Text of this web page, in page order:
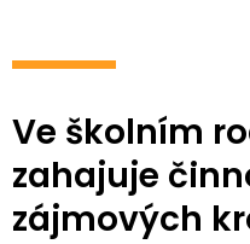
Ve školním
zahajuje
zájmových